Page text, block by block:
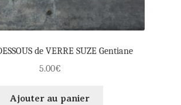
de VERRE SUZE Gentiane
5.00€
Ajouter au panier